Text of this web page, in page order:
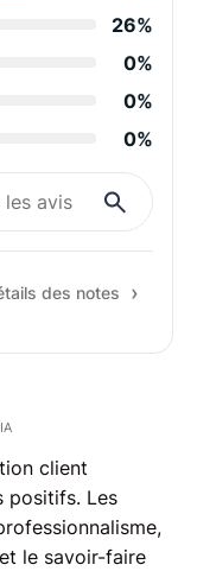
26%
0%
0%
0%
des notes
client
positifs. Les
le savoir-faire